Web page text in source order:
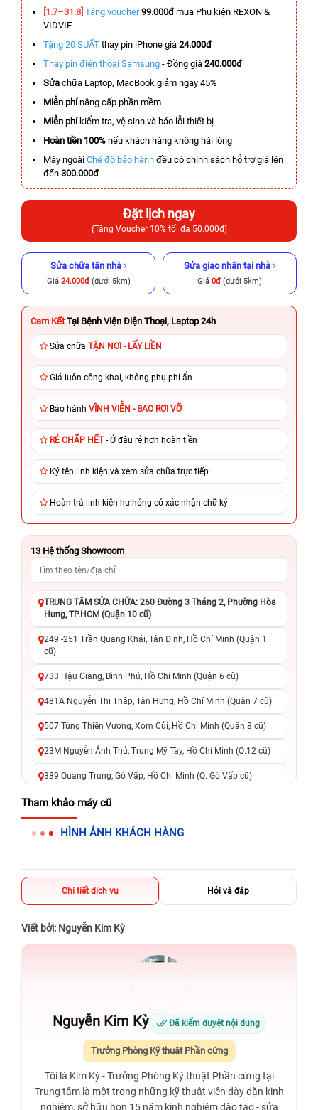
[1.7–31.8] Tặng voucher 99.000đmua Phụ kiện REXON &
VIDVIE
Tặng 20 SUẤT thay pin iPhone giá 24.000đ
Thay pin điện thoại Samsung - Đồng giá 240.000đ
Sửa chữa Laptop, MacBook giảm ngay 45%
Miễn phínâng cấp phần mềm
Miễn phíkiểm tra, vệ sinh và báo lỗi thiết bị
Hoàn tiền 100% nếu khách hàng không hài lòng
Máy ngoài Chế độ bảo hành đều có chính sách hỗ trợ giá lên
đến 300.000đ
Đặt lịch ngay
(Tặng Voucher 10% tối đa 50.000đ)
Sửa chữa tận nhà
Giá 24.000đ(dưới 5km)
Sửa giao nhận tại nhà
Giá 0đ (dưới 5km)
Cam Kết Tại Bệnh Viện Điện Thoại, Laptop 24h
Sửa chữa TẬN NƠI - LẤY LIỀN
Giá luôn công khai, không phụ phí ẩn
Bảo hành VĨNH VIỄN - BAO RƠI VỠ
RẺ CHẤP HẾT- Ở đâu rẻ hơn hoàn tiền
Ký tên linh kiện và xem sửa chữa trực tiếp
Hoàn trả linh kiện hư hỏng có xác nhận chữ ký
13 Hệ thống Showroom
TRUNG TÂM SỬA CHỮA: 260 Đường 3 Tháng 2, Phường Hòa
Hưng, TP.HCM (Quận 10 cũ)
249 -251 Trần Quang Khải, Tân Định, Hồ Chí Minh (Quận 1
cũ)
733 Hậu Giang, Bình Phú, Hồ Chí Minh (Quận 6 cũ)
481A Nguyễn Thị Thập, Tân Hưng, Hồ Chí Minh (Quận 7 cũ)
507 Tùng Thiện Vương, Xóm Củi, Hồ Chí Minh (Quận 8 cũ)
23M Nguyễn Ảnh Thủ, Trung Mỹ Tây, Hồ Chí Minh (Q.12 cũ)
389 Quang Trung, Gò Vấp, Hồ Chí Minh (Q. Gò Vấp cũ)
625 - 625A Âu Cơ, Tân Phú, Hồ Chí Minh (Quận Tân Phú cũ)
326 Lê Văn Việt, Tăng Nhơn Phú, Hồ Chí Minh (Q.9 TP. Thủ
Đức cũ)
Đức Cũ)
70 Nguyễn An Ninh, Dĩ An, Hồ Chí Minh (Bình Dương Cũ)
24h Vũng Tàu: 162A Ba Cu, Vũng Tàu, Hồ Chí Minh (TP. Vũng
Tàu cũ)
198 Hoàng Văn Thụ, Tân Sơn Nhất, Hồ Chí Minh (Tân Bình
Tham khảo máy cũ
HÌNH ẢNH KHÁCH HÀNG
Chi tiết dịch vụ Hỏi và đáp
Viết bởi: Nguyễn Kim Kỳ
Nguyễn Kim Kỳ Đã kiểm duyệt nội dung
Trưởng Phòng Kỹ thuật Phần cứng
Tôi là Kim Kỳ - Trưởng Phòng Kỹ thuật Phần cứng tại
Trung tâm là một trong những kỹ thuật viên dày dặn kinh
nghiệm, sở hữu hơn 15 năm kinh nghiệm đào tạo - sửa